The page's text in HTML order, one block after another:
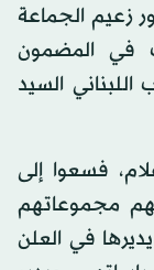
زعيم الجماعة
في المضمون
السيد
فسعوا إلى
مجموعاتهم
في العلن